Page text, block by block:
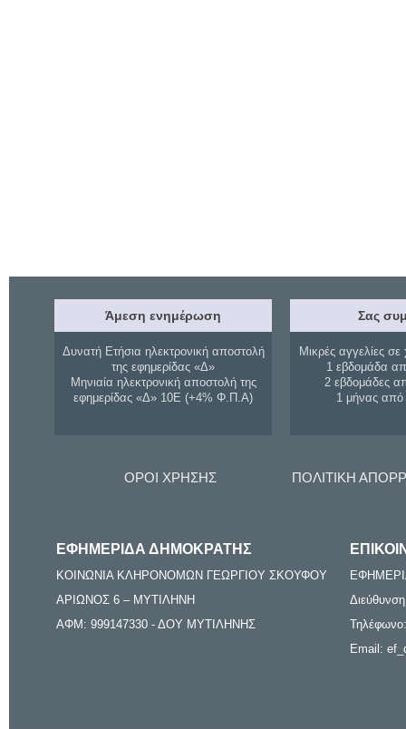
Άμεση ενημέρωση
Δυνατή Ετήσια ηλεκτρονική αποστολή
της εφημερίδας «Δ»
Μηνιαία ηλεκτρονική αποστολή της
εφημερίδας «Δ» 10Ε (+4% Φ.Π.Α)
Σας
Μικρές αγγελίες σε
1 εβδομάδα
2 εβδομάδες
1 μήνας
ΟΡΟΙ ΧΡΗΣΗΣ ΠΟΛΙΤΙΚΗ
ΕΦΗΜΕΡΙΔΑ ΔΗΜΟΚΡΑΤΗΣ
ΚΟΙΝΩΝΙΑ ΚΛΗΡΟΝΟΜΩΝ ΓΕΩΡΓΙΟΥ ΣΚΟΥΦΟΥ
ΑΡΙΩΝΟΣ 6 – ΜΥΤΙΛΗΝΗ
ΑΦΜ: 999147330 - ΔΟΥ ΜΥΤΙΛΗΝΗΣ
Email: